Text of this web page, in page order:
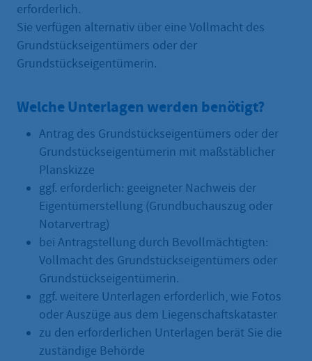
erforderlich.
Sie verfügen alternativ über eine Vollmacht des
Grundstückseigentümers oder der
Grundstückseigentümerin.
Welche Unterlagen werden benötigt?
Antrag des Grundstückseigentümers oder der
Grundstückseigentümerin mit maßstäblicher
Planskizze
ggf. erforderlich: geeigneter Nachweis der
Eigentümerstellung (Grundbuchauszug oder
Notarvertrag)
bei Antragstellung durch Bevollmächtigten:
Vollmacht des Grundstückseigentümers oder
Grundstückseigentümerin.
ggf. weitere Unterlagen erforderlich, wie Fotos
oder Auszüge aus dem Liegenschaftskataster
zu den erforderlichen Unterlagen berät Sie die
zuständige Behörde